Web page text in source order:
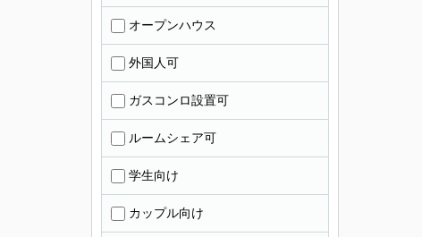
オープンハウス
外国人可
ガスコンロ設置可
ルームシェア可
学生向け
カップル向け